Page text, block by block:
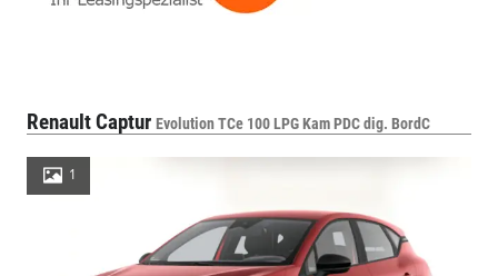
Renault Captur Evolution TCe 100 LPG Kam PDC dig. BordC
1